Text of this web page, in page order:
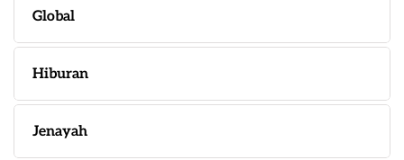
Global
Hiburan
Jenayah